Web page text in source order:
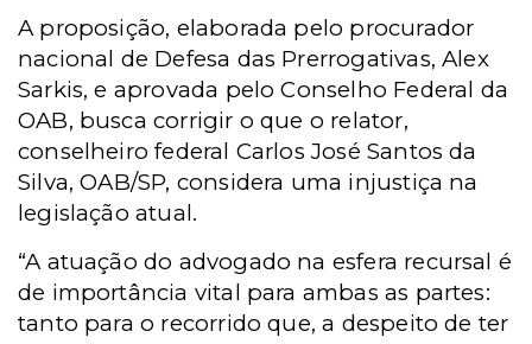
A proposição, elaborada pelo procurador
nacional de Defesa das Prerrogativas, Alex
Sarkis, e aprovada pelo Conselho Federal da
OAB, busca corrigir o que o relator,
conselheiro federal Carlos José Santos da
Silva, OAB/SP, considera uma injustiça na
legislação atual.
“A atuação do advogado na esfera recursal é
de importância vital para ambas as partes:
tanto para o recorrido que, a despeito de ter